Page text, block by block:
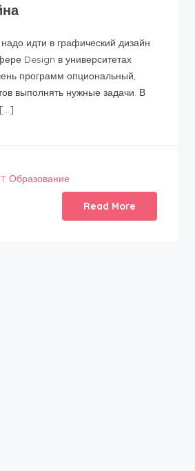
идти в графический дизайн
Design в университетах
программ опциональный,
выполнять нужные задачи. В
[…]
Образование
Read More